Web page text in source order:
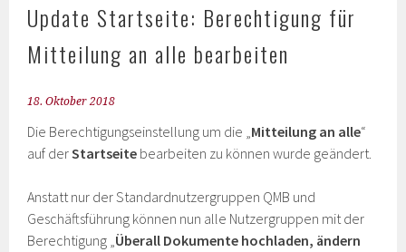
Update Startseite: Berechtigung für
Mitteilung an alle bearbeiten
18. Oktober 2018
Die Berechtigungseinstellung um die „Mitteilung an alle“
auf derStartseite bearbeiten zu können wurde geändert.
Anstatt nur der Standardnutzergruppen QMB und
Geschäftsführung können nun alle Nutzergruppen mit der
Berechtigung „Überall Dokumente hochladen, ändern